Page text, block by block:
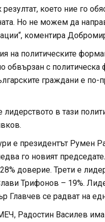
което ние го
Но не можем да
коментира
на политическите
обвързан с
граждани е
в тази
е президентът Румен
го новият
доверие. Трети е
Трифонов – 19%.
Главчев се радват на
Радостин Василев